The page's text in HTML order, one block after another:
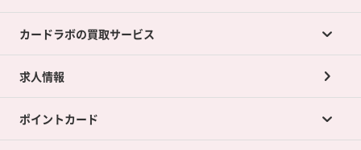
カードラボの買取サービス
カードラボの買取サービスTOP
店舗買取について
求人情報
ポイントカード